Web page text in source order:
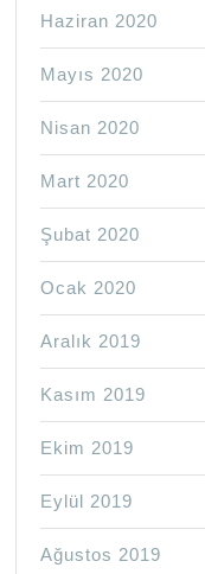
Haziran 2020
Mayıs 2020
Nisan 2020
Mart 2020
Şubat 2020
Ocak 2020
Aralık 2019
Kasım 2019
Ekim 2019
Eylül 2019
Ağustos 2019